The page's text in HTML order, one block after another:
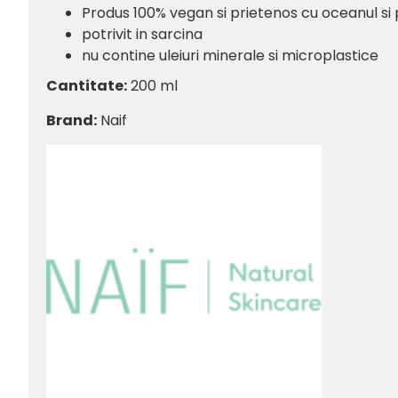
Produs 100% vegan si prietenos cu oceanul si
potrivit in sarcina
nu contine uleiuri minerale si microplastice
Cantitate:200 ml
Brand: Naif